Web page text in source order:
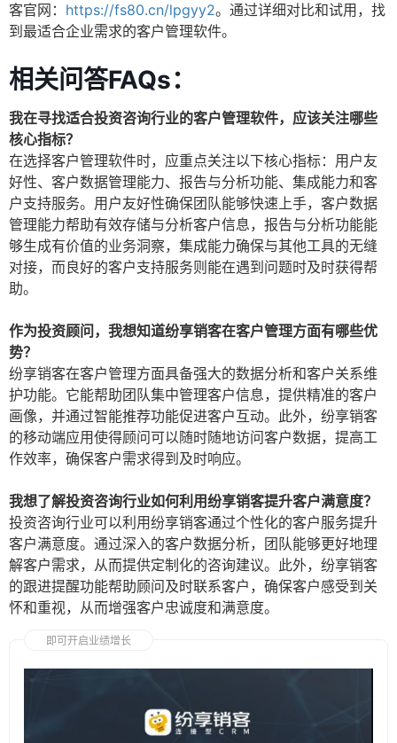
客官网： https://fs80.cn/lpgyy2。通过详细对比和试用，找
到最适合企业需求的客户管理软件。
相关问答FAQs：
我在寻找适合投资咨询行业的客户管理软件，应该关注哪些
核心指标？
在选择客户管理软件时，应重点关注以下核心指标：用户友
好性、客户数据管理能力、报告与分析功能、集成能力和客
户支持服务。用户友好性确保团队能够快速上手，客户数据
管理能力帮助有效存储与分析客户信息，报告与分析功能能
够生成有价值的业务洞察，集成能力确保与其他工具的无缝
对接，而良好的客户支持服务则能在遇到问题时及时获得帮
助。
作为投资顾问，我想知道纷享销客在客户管理方面有哪些优
势？
纷享销客在客户管理方面具备强大的数据分析和客户关系维
护功能。它能帮助团队集中管理客户信息，提供精准的客户
画像，并通过智能推荐功能促进客户互动。此外，纷享销客
的移动端应用使得顾问可以随时随地访问客户数据，提高工
作效率，确保客户需求得到及时响应。
我想了解投资咨询行业如何利用纷享销客提升客户满意度？
投资咨询行业可以利用纷享销客通过个性化的客户服务提升
客户满意度。通过深入的客户数据分析，团队能够更好地理
解客户需求，从而提供定制化的咨询建议。此外，纷享销客
的跟进提醒功能帮助顾问及时联系客户，确保客户感受到关
怀和重视，从而增强客户忠诚度和满意度。
即可开启业绩增长